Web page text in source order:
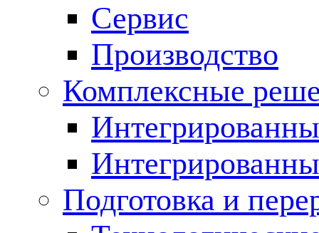
Сервис
Производство
Комплексные
Подготовка и